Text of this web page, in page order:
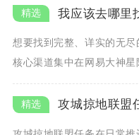
我应该去哪里
想要找到完整、详实的无
核心渠道集中在网易大神星
攻城掠地联盟